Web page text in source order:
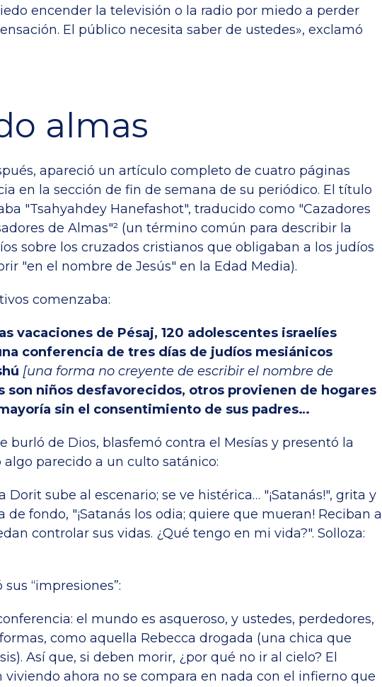
encender la televisión o la radio por miedo a perder
El público necesita saber de ustedes», exclamó
almas
apareció un artículo completo de cuatro páginas
en la sección de fin de semana de su periódico. El título
"Tsahyahdey Hanefashot", traducido como "Cazadores
de Almas"² (un término común para describir la
sobre los cruzados cristianos que obligaban a los judíos
"en el nombre de Jesús" en la Edad Media).
comenzaba:
vacaciones de Pésaj, 120 adolescentes israelíes
conferencia de tres días de judíos mesiánicos
[una forma no creyente de escribir el nombre de
son niños desfavorecidos, otros provienen de hogares
sin el consentimiento de sus padres…
burló de Dios, blasfemó contra el Mesías y presentó la
parecido a un culto satánico:
Dorit sube al escenario; se ve histérica… "¡Satanás!", grita y
de fondo, "¡Satanás los odia; quiere que mueran! Reciban a
controlar sus vidas. ¿Qué tengo en mi vida?". Solloza:
“impresiones”:
el mundo es asqueroso, y ustedes, perdedores,
como aquella Rebecca drogada (una chica que
Así que, si deben morir, ¿por qué no ir al cielo? El
viviendo ahora no se compara en nada con el infierno que